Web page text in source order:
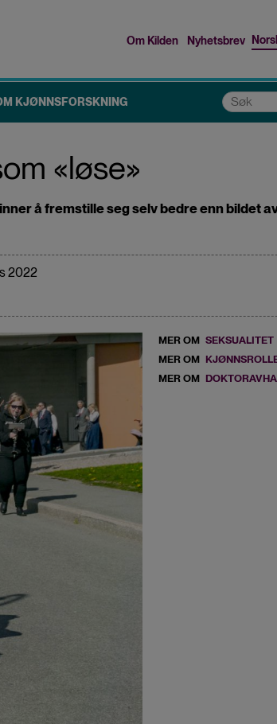
menu
Om Kilden Nyhetsbrev
KJØNNSFORSKNING Søk
«løse»
å fremstille seg selv bedre enn bildet
2022
MER OM SEKSUALITET
MER OM
MER OM